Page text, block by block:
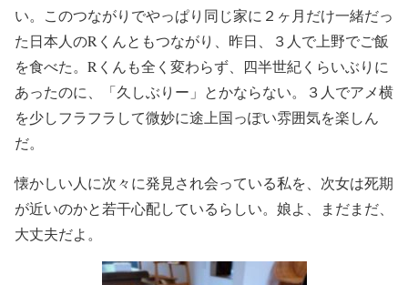
い。このつながりでやっぱり同じ家に２ヶ月だけ一緒だっ
た日本人のRくんともつながり、昨日、３人で上野でご飯
を食べた。Rくんも全く変わらず、四半世紀くらいぶりに
あったのに、「久しぶりー」とかならない。３人でアメ横
を少しフラフラして微妙に途上国っぽい雰囲気を楽しん
だ。
懐かしい人に次々に発見され会っている私を、次女は死期
が近いのかと若干心配しているらしい。娘よ、まだまだ、
大丈夫だよ。